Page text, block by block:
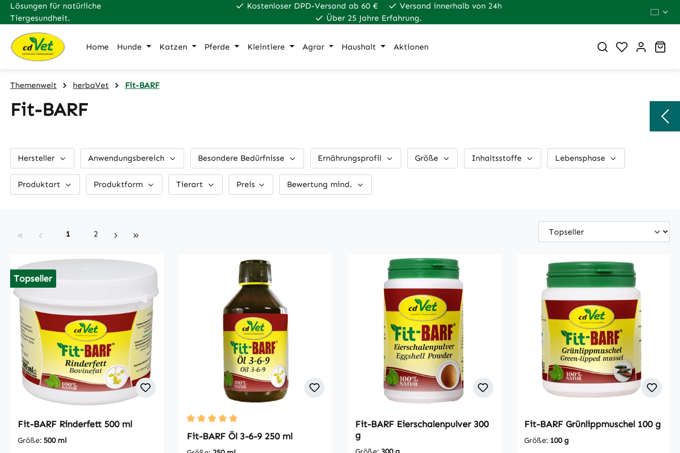
Hauptinhalt springen
Zur Suche springen
Zur Hauptnavigation springen
Lösungen für natürliche
Tiergesundheit.
Kostenloser DPD-Versand ab 60 €
Versand innerhalb von 24h
Über 25 Jahre Erfahrung.
Home Hunde Katzen Pferde Kleintiere Agrar Haushalt Aktionen Du hast 0
Themenwelt herbaVet Fit-BARF
Fit-BARF
Hersteller Anwendungsbereich Besondere Bedürfnisse Ernährungsprofil Größe Inhaltsstoffe Lebensphase
Produktart Produktform Tierart Preis Bewertung mind.
Seite
1 Seite
2
Topseller
Fit-BARF Rinderfett 500 ml
Größe: 500 ml
Durchschnittliche Bewertung von 5 von 5 Sternen
Fit-BARF Öl 3-6-9 250 ml
Fit-BARF Eierschalenpulver 300
g
Fit-BARF Grünlippmuschel 100 g
Größe: 100 g